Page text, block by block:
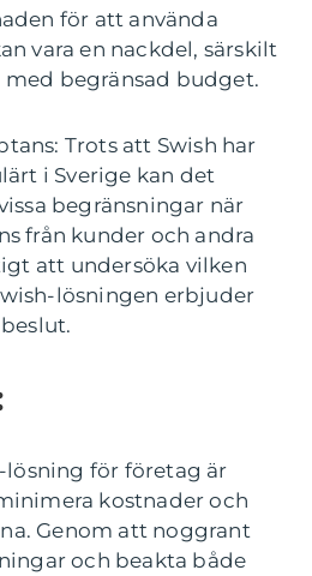
för att använda
vara en nackdel, särskilt
begränsad budget.
Trots att Swish har
i Sverige kan det
begränsningar när
från kunder och andra
att undersöka vilken
lösningen erbjuder
lösning för företag är
kostnader och
Genom att noggrant
och beakta både